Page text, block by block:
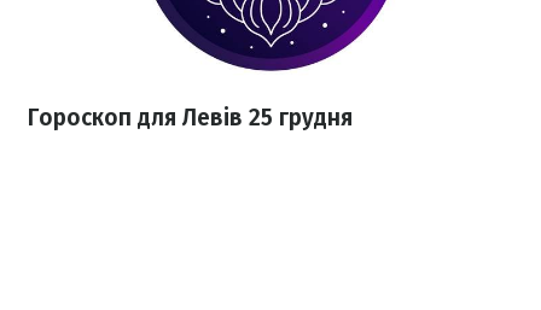
Гороскоп для Левів 25 грудня